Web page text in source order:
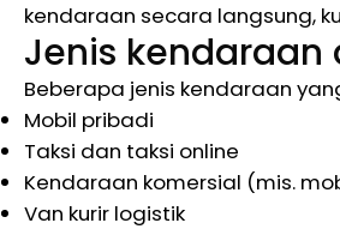
kendaraan secara langsung,
Jenis
Beberapa jenis kendaraan
Mobil pribadi
Taksi dan taksi online
Kendaraan komersial (mis.
Van kurir logistik